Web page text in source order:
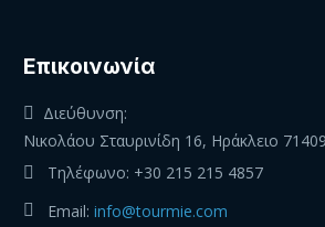
Eπικοινωνία
Διεύθυνση:
Νικολάου Σταυρινίδη 16, Ηράκλειο
Τηλέφωνο: +30 215 215 4857
Email: info@tourmie.com